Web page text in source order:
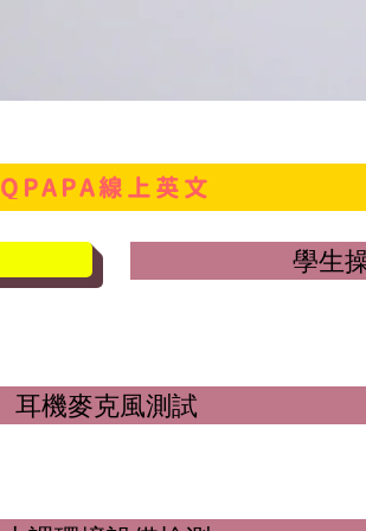
QPAPA線上英文
學生
耳機麥克風測試